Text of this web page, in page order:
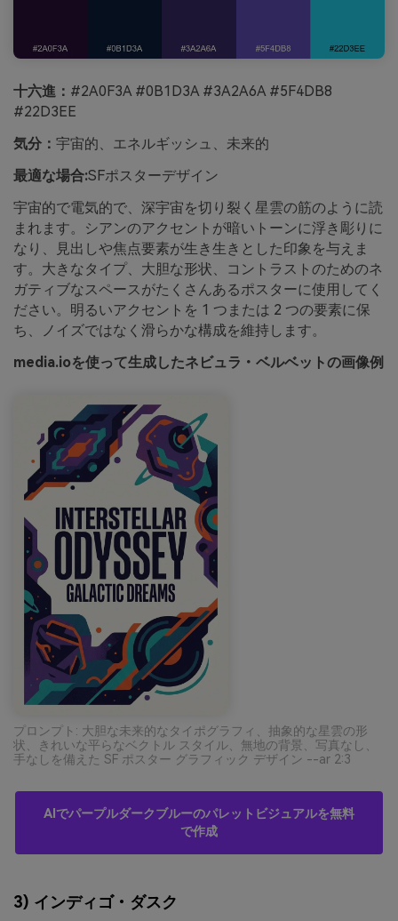
十六進： #2A0F3A #0B1D3A #3A2A6A #5F4DB8
#22D3EE
気分： 宇宙的、エネルギッシュ、未来的
最適な場合:SFポスターデザイン
宇宙的で電気的で、深宇宙を切り裂く星雲の筋のように読
まれます。シアンのアクセントが暗いトーンに浮き彫りに
なり、見出しや焦点要素が生き生きとした印象を与えま
す。大きなタイプ、大胆な形状、コントラストのためのネ
ガティブなスペースがたくさんあるポスターに使用してく
ださい。明るいアクセントを 1 つまたは 2 つの要素に保
ち、ノイズではなく滑らかな構成を維持します。
media.ioを使って生成したネビュラ・ベルベットの画像例
プロンプト: 大胆な未来的なタイポグラフィ、抽象的な星雲の形
状、きれいな平らなベクトル スタイル、無地の背景、写真なし、
手なしを備えた SF ポスター グラフィック デザイン --ar 2:3
AIでパープルダークブルーのパレットビジュアルを無料
で作成
3) インディゴ・ダスク